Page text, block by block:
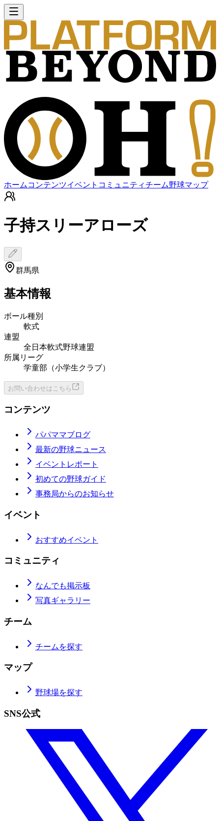
ホーム コンテンツイベント コミュニティチーム野球マップ
子持スリーアローズ
群馬県
基本情報
ボール種別
軟式
連盟
全日本軟式野球連盟
所属リーグ
学童部（小学生クラブ）
お問い合わせはこちら
コンテンツ
パパママブログ
最新の野球ニュース
イベントレポート
初めての野球ガイド
事務局からのお知らせ
イベント
おすすめイベント
コミュニティ
なんでも掲示板
写真ギャラリー
チーム
チームを探す
マップ
野球場を探す
SNS公式